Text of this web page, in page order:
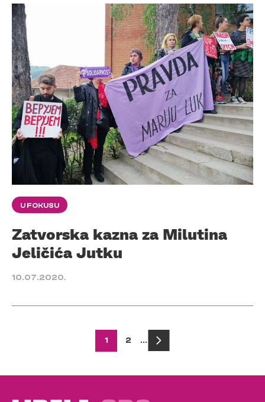
U FOKUSU
Zatvorska kazna za Milutina
Jeličića Jutku
10.07.2020.
pagination
1 2 …